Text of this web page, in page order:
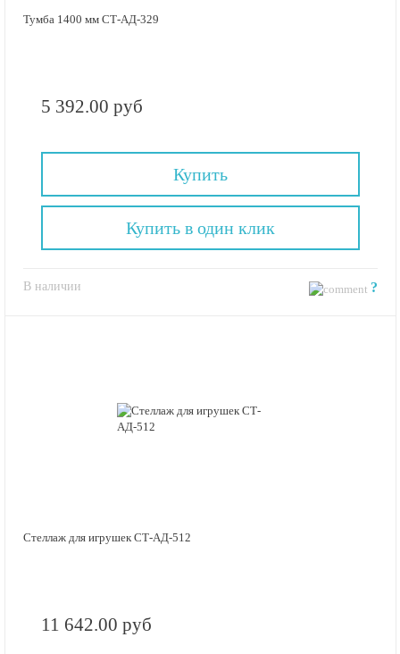
Тумба 1400 мм СТ-АД-329
5 392.00 руб
Купить
В наличии ?
Купить в один клик
Стеллаж для игрушек СТ-АД-512
11 642.00 руб